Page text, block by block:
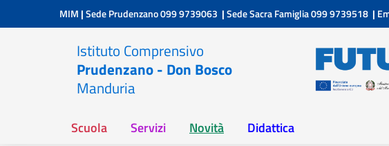
Vai ai contenuti
Vai al menu di navigazione
MIM |Sede Prudenzano099 9739063 |Sede Sacra Famiglia099 9739518 |
Istituto Comprensivo
Prudenzano - Don Bosco
Manduria
Scuola Servizi Novità Didattica